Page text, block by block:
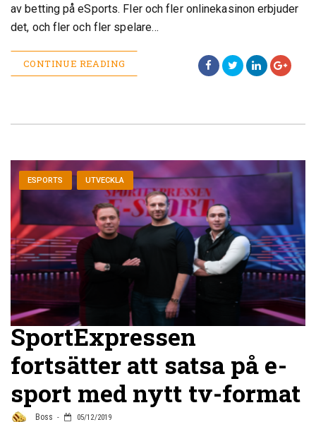
av betting på eSports. Fler och fler onlinekasinon erbjuder
det, och fler och fler spelare…
CONTINUE READING
ESPORTS UTVECKLA
SportExpressen
fortsätter att satsa på e-
sport med nytt tv-format
Boss 05/12/2019